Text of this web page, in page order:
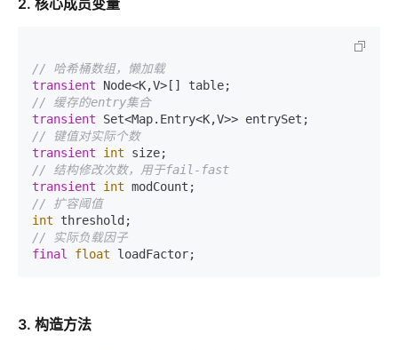
2. 核心成员变量
// 哈希桶数组，懒加载
transient
// 缓存的entry集合
transient
// 键值对实际个数
transient
int
// 结构修改次数，用于fail-fast
transient
int
// 扩容阈值
int
// 实际负载因子
final
float
3. 构造方法